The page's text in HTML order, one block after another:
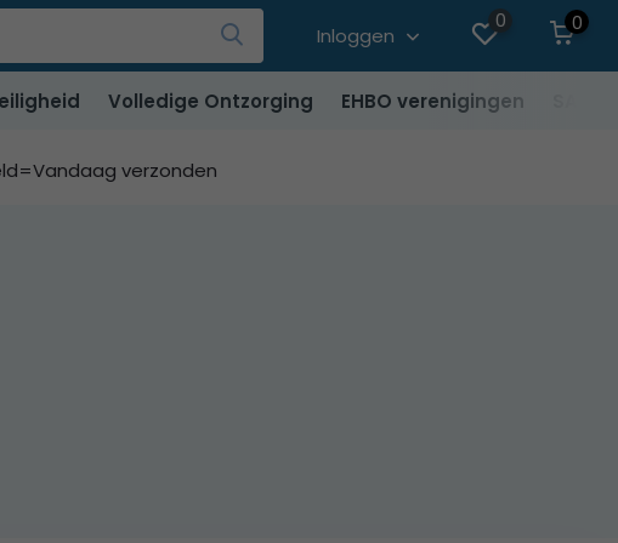
Inloggen
0
0
Volledige Ontzorging EHBO verenigingen
verzonden